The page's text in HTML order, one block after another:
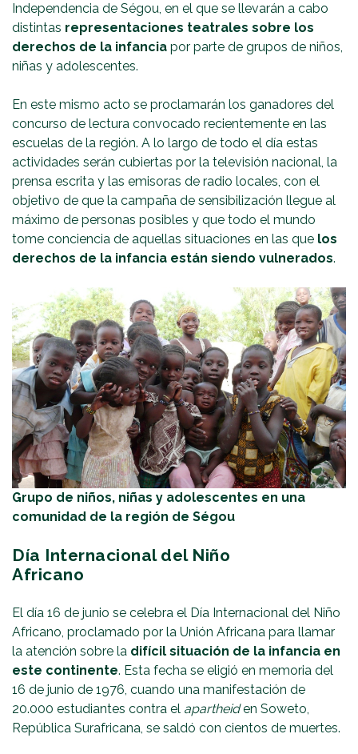
Independencia de Ségou, en el que se llevarán a cabo
distintas representaciones teatrales sobre los
derechos de la infancia por parte de grupos de niños,
niñas y adolescentes.
En este mismo acto se proclamarán los ganadores del
concurso de lectura convocado recientemente en las
escuelas de la región. A lo largo de todo el día estas
actividades serán cubiertas por la televisión nacional, la
prensa escrita y las emisoras de radio locales, con el
objetivo de que la campaña de sensibilización llegue al
máximo de personas posibles y que todo el mundo
tome conciencia de aquellas situaciones en las que los
derechos de la infancia están siendo vulnerados.
Grupo de niños, niñas y adolescentes en una
comunidad de la región de Ségou
Día Internacional del Niño
Africano
El día 16 de junio se celebra el Día Internacional del Niño
Africano, proclamado por la Unión Africana para llamar
la atención sobre la difícil situación de la infancia en
este continente. Esta fecha se eligió en memoria del
16 de junio de 1976, cuando una manifestación de
20.000 estudiantes contra el apartheiden Soweto,
República Surafricana, se saldó con cientos de muertes.